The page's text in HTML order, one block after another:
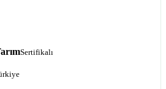
Sertifikalı